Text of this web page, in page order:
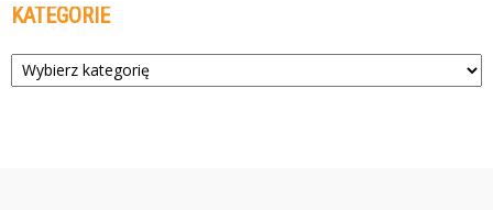
KATEGORIE
Kategorie